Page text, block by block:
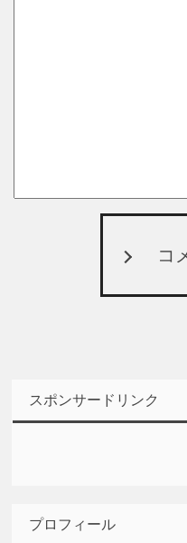
コ
スポンサードリンク
プロフィール